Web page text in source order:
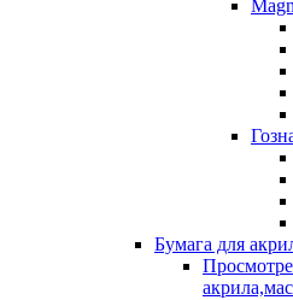
Бумага для